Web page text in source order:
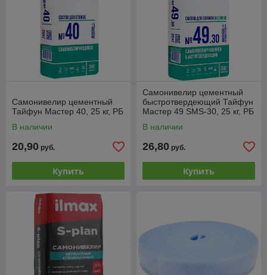
Самонивелир цементный
Тайфун Мастер 40, 25 кг, РБ
В наличии
20,90 руб.
Купить
Самонивелир цементный
быстротвердеющий Тайфун
Мастер 49 SMS-30, 25 кг, РБ
В наличии
26,80 руб.
Купить